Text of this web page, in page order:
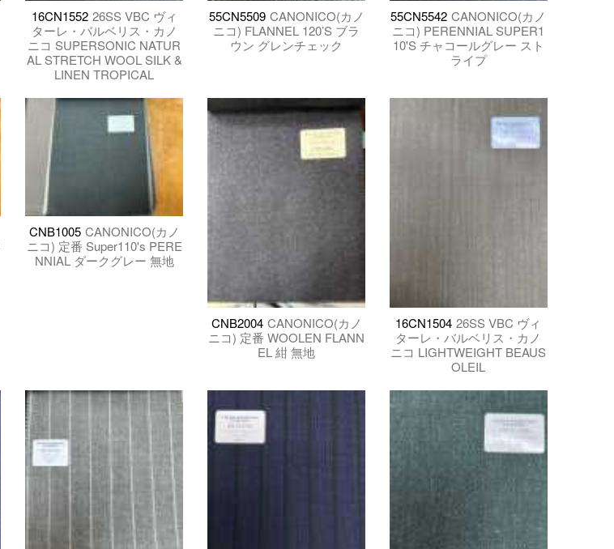
16CN1552 26SS VBC ヴィ
ターレ・バルベリス・カノ
ニコ SUPERSONIC NATUR
AL STRETCH WOOL SILK &
LINEN TROPICAL
55CN5509 CANONICO(カノ
ニコ) FLANNEL 120’S ブラ
ウン グレンチェック
55CN5542 CANONICO(カノ
ニコ) PERENNIAL SUPER1
10'S チャコールグレー スト
ライプ
CNB1005 CANONICO(カノ
ニコ) 定番 Super110's PERE
NNIAL ダークグレー 無地
CNB2004 CANONICO(カノ
ニコ) 定番 WOOLEN FLANN
EL 紺 無地
16CN1504 26SS VBC ヴィ
ターレ・バルベリス・カノ
ニコ LIGHTWEIGHT BEAUS
OLEIL